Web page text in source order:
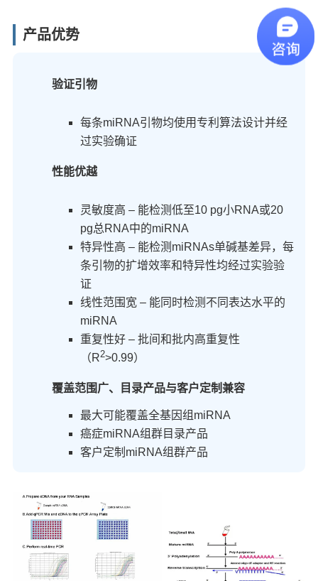
产品优势
验证引物
每条miRNA引物均使用专利算法设计并经
过实验确证
性能优越
灵敏度高 – 能检测低至10 pg小RNA或20
pg总RNA中的miRNA
特异性高 – 能检测miRNAs单碱基差异，每
条引物的扩增效率和特异性均经过实验验
证
线性范围宽 – 能同时检测不同表达水平的
miRNA
重复性好 – 批间和批内高重复性
（R2>0.99）
覆盖范围广、目录产品与客户定制兼容
最大可能覆盖全基因组miRNA
癌症miRNA组群目录产品
客户定制miRNA组群产品